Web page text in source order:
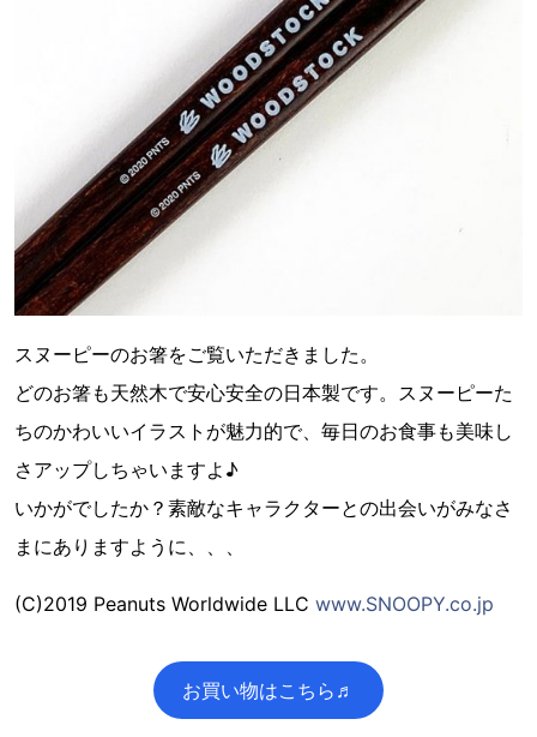
スヌーピーのお箸をご覧いただきました。
どのお箸も天然木で安心安全の日本製です。スヌーピーた
ちのかわいいイラストが魅力的で、毎日のお食事も美味し
さアップしちゃいますよ♪
いかがでしたか？素敵なキャラクターとの出会いがみなさ
まにありますように、、、
(C)2019 Peanuts Worldwide LLC www.SNOOPY.co.jp
お買い物はこちら♬